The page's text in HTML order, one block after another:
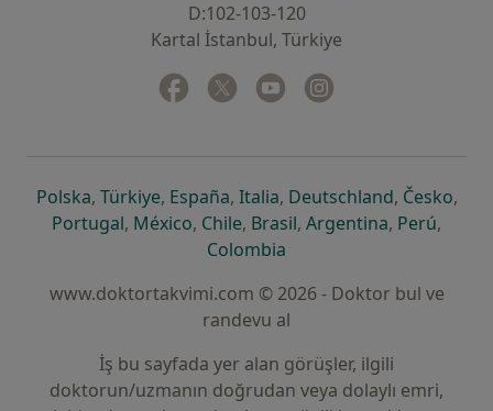
D:102-103-120
Kartal İstanbul, Türkiye
Facebook
yeni bir sekmede açılır
Twitter
yeni bir sekmede açılır
Youtube
yeni bir sekmede açılır
Polskayeni bir sekmede açılır
, Türkiyeyeni bir sekmede açılır
, Españayeni bir sekmede açılır
, Italiayeni bir sekmede açılır
, Deutschlandyeni bir
, Českoyeni
,
Portugalyeni bir sekmede açılır
, Méxicoyeni bir sekmede açılır
, Chileyeni bir sekmede açılır
, Brasilyeni bir sekmede açılır
, Argentinayeni bir
, Perúyeni
,
Colombia
www.doktortakvimi.com © 2026 - Doktor bul ve
randevu al
İş bu sayfada yer alan görüşler, ilgili
doktorun/uzmanın doğrudan veya dolaylı emri,